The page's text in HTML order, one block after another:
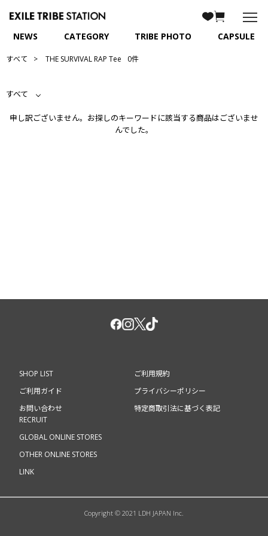
NEWS CATEGORY TRIBE PHOTO CAPSULE
すべて THE SURVIVAL RAP Tee 0件
すべて
申し訳ございません。お探しのキーワードに該当する商品はございませ
んでした。
SHOP LIST
ご利用ガイド
お問い合わせ
ご利用規約
プライバシーポリシー
特定商取引法に基づく表記
RECRUIT
GLOBAL ONLINE STORES
OTHER ONLINE STORES
LINK
Copyright © 2021 LDH JAPAN Inc.